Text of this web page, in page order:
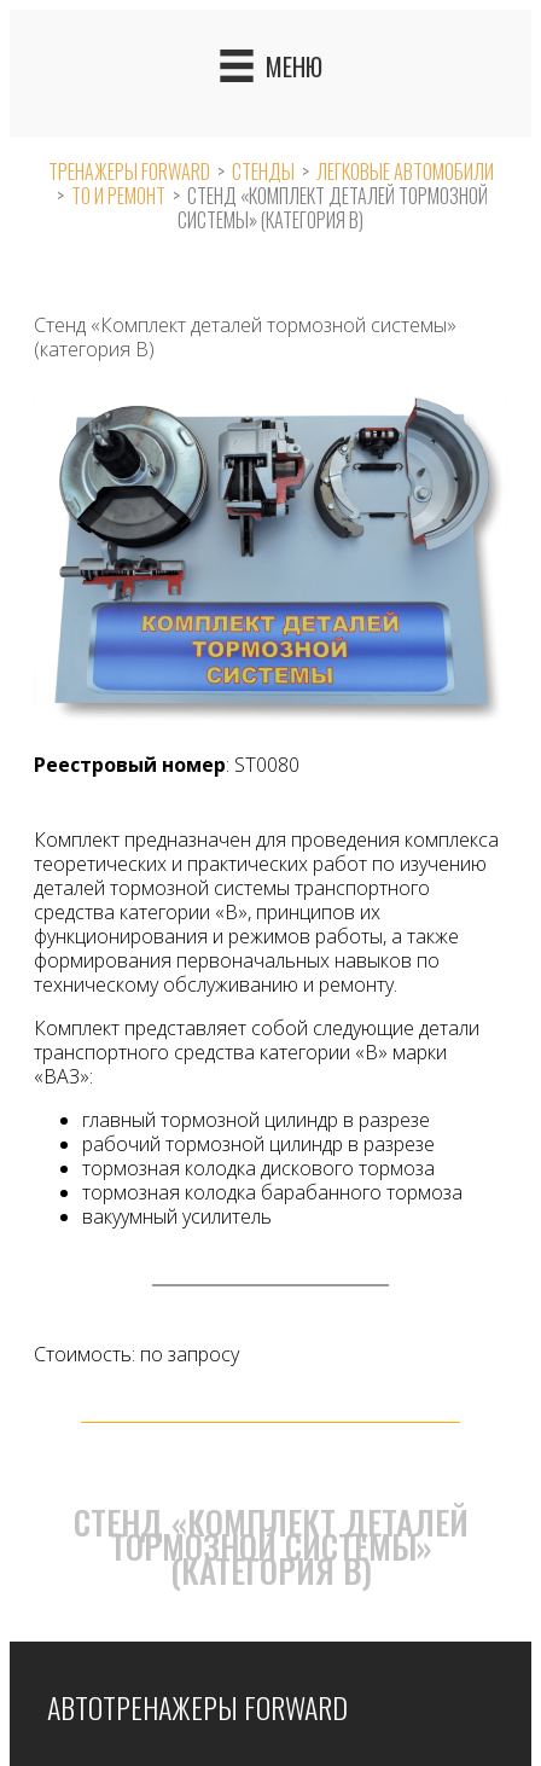
МЕНЮ
СТЕНД «КОМПЛЕКТ ДЕТАЛЕЙ
ТОРМОЗНОЙ СИСТЕМЫ»
(КАТЕГОРИЯ В)
ТРЕНАЖЕРЫ FORWARD > СТЕНДЫ > ЛЕГКОВЫЕ АВТОМОБИЛИ
> ТО И РЕМОНТ > СТЕНД «КОМПЛЕКТ ДЕТАЛЕЙ ТОРМОЗНОЙ
СИСТЕМЫ» (КАТЕГОРИЯ В)
Стенд «Комплект деталей тормозной системы»
(категория В)
Реестровый номер: ST0080
Комплект предназначен для проведения комплекса
теоретических и практических работ по изучению
деталей тормозной системы транспортного
средства категории «В», принципов их
функционирования и режимов работы, а также
формирования первоначальных навыков по
техническому обслуживанию и ремонту.
Комплект представляет собой следующие детали
транспортного средства категории «В» марки
«ВАЗ»:
главный тормозной цилиндр в разрезе
рабочий тормозной цилиндр в разрезе
тормозная колодка дискового тормоза
тормозная колодка барабанного тормоза
вакуумный усилитель
Стоимость: по запросу
АВТОТРЕНАЖЕРЫ FORWARD